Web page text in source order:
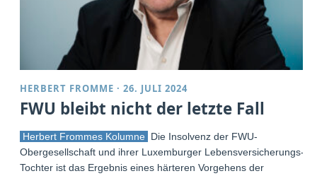
HERBERT FROMME ·26. JULI 2024
FWU bleibt nicht der letzte Fall
Herbert Frommes Kolumne
Die Insolvenz der FWU-
Obergesellschaft und ihrer Luxemburger Lebensversicherungs-
Tochter ist das Ergebnis eines härteren Vorgehens der